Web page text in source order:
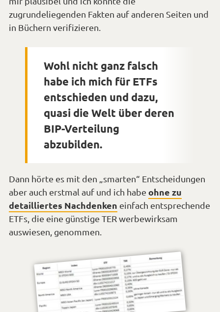
zugrundeliegenden Fakten auf anderen Seiten und
in Büchern verifizieren.
Wohl nicht ganz falsch
habe ich mich für ETFs
entschieden und dazu,
quasi die Welt über deren
BIP-Verteilung
abzubilden.
Dann hörte es mit den „smarten“ Entscheidungen
aber auch erstmal auf und ich habeohne zu
detailliertes Nachdenken einfach entsprechende
ETFs, die eine günstige TER werbewirksam
auswiesen, genommen.